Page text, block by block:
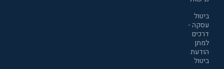
ביטול
עסקה -
דרכים
למתן
הודעת
ביטול